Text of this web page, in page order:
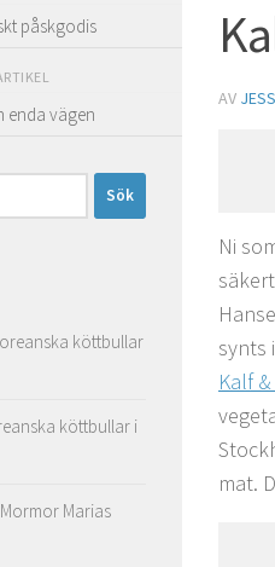
AV
Ni
synts
Kalf
mat.
påskgodis
enda vägen
köttbullar
köttbullar i
Mormor Marias